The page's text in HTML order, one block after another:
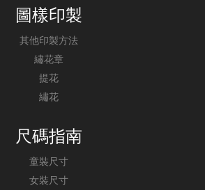
圖樣印製
其他印製方法
繡花章
提花
繡花
尺碼指南
童裝尺寸
女裝尺寸